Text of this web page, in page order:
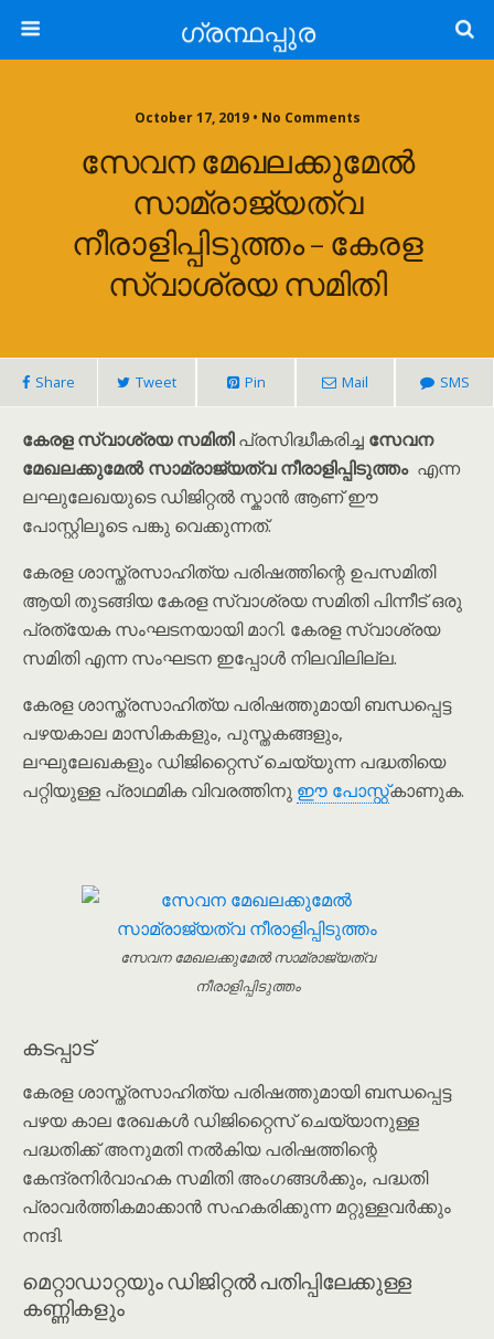
ഗ്രന്ഥപ്പുര
October 17, 2019 • No Comments
സേവന മേഖലക്കുമേൽ
സാമ്രാജ്യത്വ
നീരാളിപ്പിടുത്തം – കേരള
സ്വാശ്രയ സമിതി
Share Tweet Pin Mail SMS
കേരള സ്വാശ്രയ സമിതിപ്രസിദ്ധീകരിച്ച സേവന
മേഖലക്കുമേൽ സാമ്രാജ്യത്വ നീരാളിപ്പിടുത്തംഎന്ന
ലഘുലേഖയുടെ ഡിജിറ്റൽ സ്കാൻ ആണ് ഈ
പോസ്റ്റിലൂടെ പങ്കു വെക്കുന്നത്.
കേരള ശാസ്ത്രസാഹിത്യ പരിഷത്തിന്റെ ഉപസമിതി
ആയി തുടങ്ങിയ കേരള സ്വാശ്രയ സമിതി പിന്നീട് ഒരു
പ്രത്യേക സംഘടനയായി മാറി. കേരള സ്വാശ്രയ
സമിതി എന്ന സംഘടന ഇപ്പോൾ നിലവിലില്ല.
കേരള ശാസ്ത്രസാഹിത്യ പരിഷത്തുമായി ബന്ധപ്പെട്ട
പഴയകാല മാസികകളും, പുസ്തകങ്ങളും,
ലഘുലേഖകളും ഡിജിറ്റൈസ് ചെയ്യുന്ന പദ്ധതിയെ
പറ്റിയുള്ള പ്രാഥമിക വിവരത്തിനു ഈ പോസ്റ്റ്കാണുക.
സേവന മേഖലക്കുമേൽ സാമ്രാജ്യത്വ
നീരാളിപ്പിടുത്തം
കടപ്പാട്
കേരള ശാസ്ത്രസാഹിത്യ പരിഷത്തുമായി ബന്ധപ്പെട്ട
പഴയ കാല രേഖകൾ ഡിജിറ്റൈസ് ചെയ്യാനുള്ള
പദ്ധതിക്ക് അനുമതി നൽകിയ പരിഷത്തിന്റെ
കേന്ദ്രനിര്‍വാഹക സമിതി അംഗങ്ങൾക്കും, പദ്ധതി
പ്രാവർത്തികമാക്കാൻ സഹകരിക്കുന്ന മറ്റുള്ളവർക്കും
നന്ദി.
മെറ്റാഡാറ്റയും ഡിജിറ്റൽ പതിപ്പിലേക്കുള്ള
കണ്ണികളും